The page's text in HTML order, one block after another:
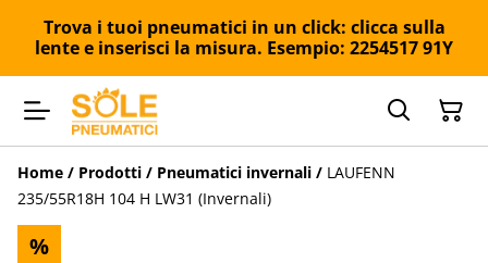
Trova i tuoi pneumatici in un click: clicca sulla
lente e inserisci la misura. Esempio: 2254517 91Y
Home / Prodotti / Pneumatici invernali / LAUFENN
235/55R18H 104 H LW31 (Invernali)
%